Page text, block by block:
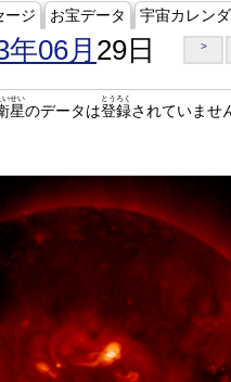
ージ お宝データ 宇宙カレン
年06月 29日 >
星
いせい
のデータは登録
とうろく
されていませ